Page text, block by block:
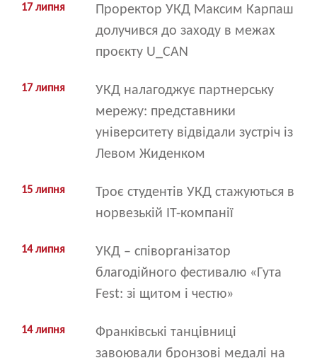
17 липня
Проректор УКД Максим Карпаш
долучився до заходу в межах
проєкту U_CAN
17 липня
УКД налагоджує партнерську
мережу: представники
університету відвідали зустріч із
Левом Жиденком
15 липня
Троє студентів УКД стажуються в
норвезькій ІТ-компанії
14 липня
УКД – співорганізатор
благодійного фестивалю «Гута
Fest: зі щитом і честю»
14 липня
Франківські танцівниці
завоювали бронзові медалі на